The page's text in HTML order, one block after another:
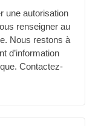
une autorisation
renseigner au
Nous restons à
d’information
Contactez-